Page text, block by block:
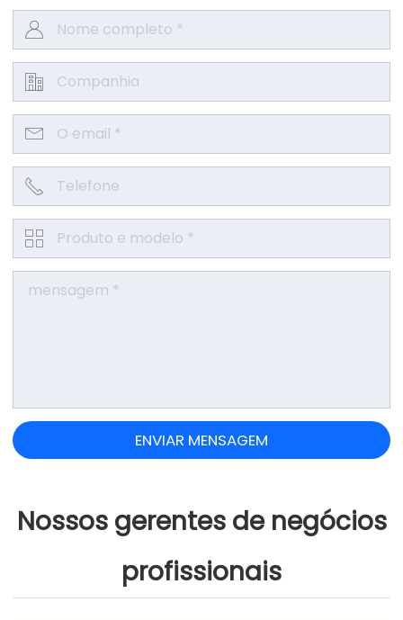





Nossos gerentes de negócios
profissionais